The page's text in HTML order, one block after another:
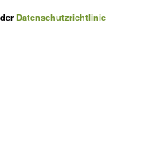
derDatenschutzrichtlinie